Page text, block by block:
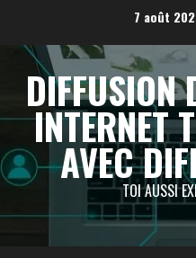
contenu
7 août
DIFFUSION
INTERNET
AVEC
TOI AUSSI